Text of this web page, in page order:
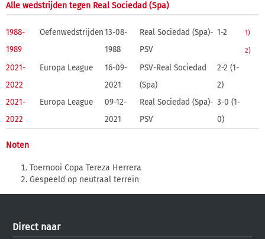
Alle wedstrijden tegen Real Sociedad (Spa)
1988-
1989
Oefenwedstrijden13-08-
1988
Real Sociedad (Spa)-
PSV
1-2 1)
2)
2021-
2022
Europa League
16-09-
2021
PSV-Real Sociedad
(Spa)
2-2 (1-
2)
2021-
2022
Europa League
09-12-
2021
Real Sociedad (Spa)-
PSV
3-0 (1-
0)
Noten
Toernooi Copa Tereza Herrera
Gespeeld op neutraal terrein
Direct naar